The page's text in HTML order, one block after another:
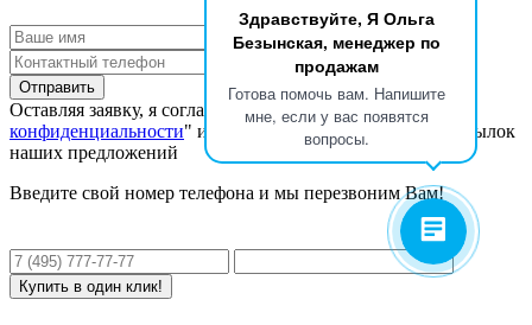
Здравствуйте, Я Ольга
Безынская, менеджер по
продажам
Готова помочь вам. Напишите
мне, если у вас появятся
вопросы.
Оставляя заявку, я соглашаюсь с "Политикой
конфиденциальности" и даю согласие на получение рассылок
наших предложений
Введите свой номер телефона и мы перезвоним Вам!